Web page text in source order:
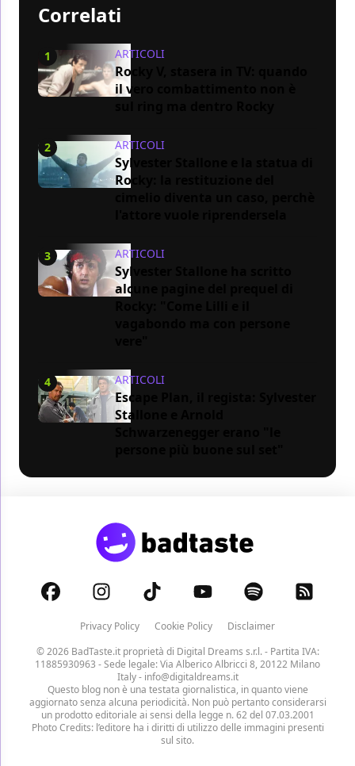
Correlati
1 ARTICOLI
Rocky V, stasera in TV: quando
il vero combattimento non è
2 ARTICOLI
Sylvester Stallone e la statua di
Rocky: la restituzione del
3 ARTICOLI
Sylvester Stallone ha scritto
alcune pagine del prequel di
4 ARTICOLI
Escape Plan, il regista: Sylvester
Stallone e Arnold
Privacy Policy Cookie Policy
Disclaimer
© 2026 BadTaste.it proprietà di Digital Dreams s.r.l.- Partita IVA:
11885930963 - Sede legale: Via Alberico Albricci 8, 20122 Milano
Italy - info@digitaldreams.it
Questo blog non è una testata giornalistica, in quanto viene
aggiornato senza alcuna periodicità. Non può pertanto considerarsi
un prodotto editoriale ai sensi della legge n. 62 del 07.03.2001
Photo Credits: l’editore ha i diritti di utilizzo delle immagini presenti
sul sito.